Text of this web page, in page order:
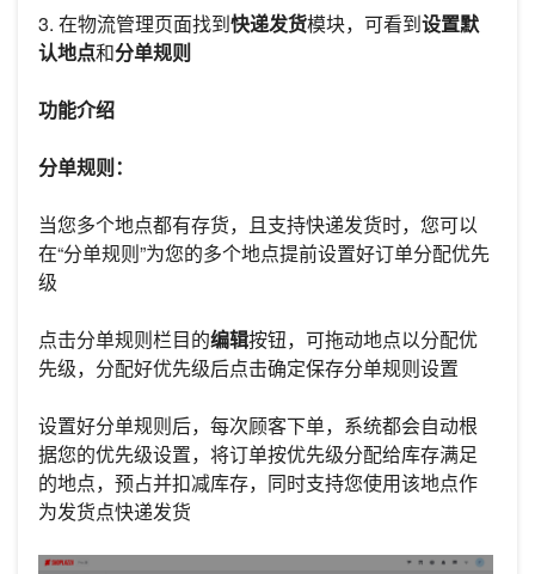
3. 在物流管理页面找到快递发货模块，可看到设置默
认地点和分单规则
功能介绍
分单规则：
当您多个地点都有存货，且支持快递发货时，您可以
在“分单规则”为您的多个地点提前设置好订单分配优先
级
点击分单规则栏目的编辑按钮，可拖动地点以分配优
先级，分配好优先级后点击确定保存分单规则设置
设置好分单规则后，每次顾客下单，系统都会自动根
据您的优先级设置，将订单按优先级分配给库存满足
的地点，预占并扣减库存，同时支持您使用该地点作
为发货点快递发货